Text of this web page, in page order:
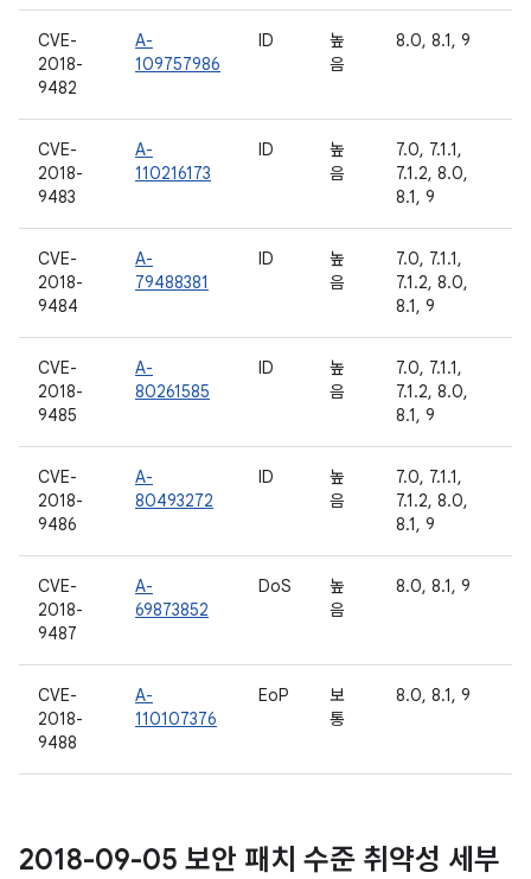
CVE-
2018-
9482
A-
109757986
ID
높
음
8.0, 8.1, 9
CVE-
2018-
9483
A-
110216173
ID
높
음
7.0, 7.1.1,
7.1.2, 8.0,
8.1, 9
CVE-
2018-
9484
A-
79488381
ID
높
음
7.0, 7.1.1,
7.1.2, 8.0,
8.1, 9
CVE-
2018-
9485
A-
80261585
ID
높
음
7.0, 7.1.1,
7.1.2, 8.0,
8.1, 9
CVE-
2018-
9486
A-
80493272
ID
높
음
7.0, 7.1.1,
7.1.2, 8.0,
8.1, 9
CVE-
2018-
9487
A-
69873852
DoS
높
음
8.0, 8.1, 9
CVE-
2018-
9488
A-
110107376
EoP
보
통
8.0, 8.1, 9
2018-09-05 보안 패치 수준 취약성 세부